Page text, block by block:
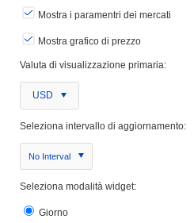
Mostra i paramentri dei mercati
Mostra grafico di prezzo
Valuta di visualizzazione primaria:
USD
Seleziona intervallo di aggiornamento:
No Interval
Seleziona modalità widget:
Giorno